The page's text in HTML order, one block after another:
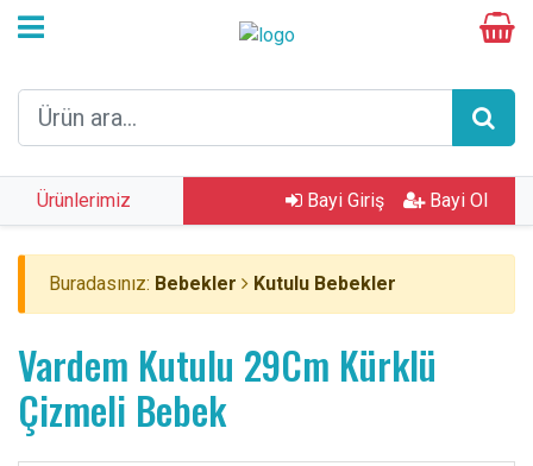
Ürünlerimiz Bayi Giriş Bayi Ol
Buradasınız: Bebekler Kutulu Bebekler
Vardem Kutulu 29Cm Kürklü
Çizmeli Bebek